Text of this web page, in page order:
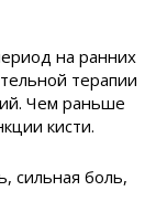
на ранних
терапии
Чем раньше
кисти.
сильная боль,